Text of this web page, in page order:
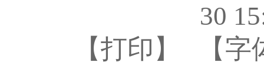
30
【打印】
【